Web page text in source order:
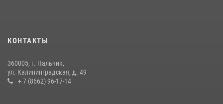
В Кабардино-Балкарии при силовой поддержке Росгвардии изъяты
оружие и наркотические средства
КОНТАКТЫ
360005, г. Нальчик,
ул. Калининградская, д. 49
+ 7 (8662) 96-17-14